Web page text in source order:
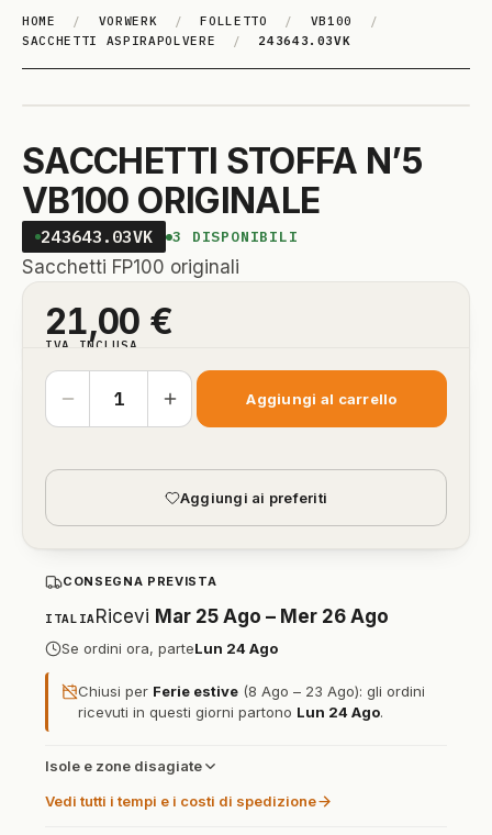
HOME / VORWERK / FOLLETTO / VB100
/
SACCHETTI ASPIRAPOLVERE
/ 243643.03VK
SACCHETTI STOFFA N’5
VB100 ORIGINALE
243643.03VK 3 DISPONIBILI
Sacchetti FP100 originali
21,00 €
IVA INCLUSA
Aggiungi al carrello
Aggiungi ai preferiti
CONSEGNA PREVISTA
ITALIA Ricevi Mar 25 Ago – Mer 26 Ago
Se ordini ora, parteLun 24 Ago
Chiusi per Ferie estive (8 Ago – 23 Ago): gli ordini
ricevuti in questi giorni partono Lun 24 Ago.
Isole e zone disagiate
Vedi tutti i tempi e i costi di spedizione